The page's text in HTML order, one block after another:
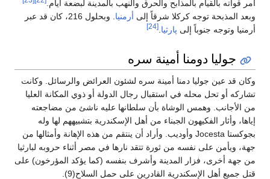
أمر قواته بالقيام بالمذابح والحرق والنهب بالمدينة لبضعة أيام.
وبعد المذبحة توجه كركلا شرقاً إلى أرمنيا
. وبحلول 216، كان قد عبر
أرمنيا وتوجه جنوباً إلى پارثيا.
[24]
جوليا دومنا أمينة سره
وكان قد عين جوليا دمنا أمينة سره لشئون العرائض والرسائل. وكانت
تشاركه أو تحل محله في استقبال رجال الدولة أو ذوي المكانة العليا
من الأجانب. وهمس الوشاة بأن سلطانها عليه ناشئ من مضاجعته
إياها، وأثار الفكيهون الجبناء من أهل الإسكندرية بتشبيههم لها وله
بجوكستا Jocesta وأوديب. وأراد أن ينتقم من هذه الإهانة وأمثالها من
جهة، ويأمن على نفسه من ثورة تتقد نارها في مصر أثناء حروبه لبارثيا
من جهة أخرى، فزار المدينة وأشرف بنفسه (كما يؤكد المؤرخون) على
قتل جميع أهل الإسكندرية القادرين على حمل السلاح(9).